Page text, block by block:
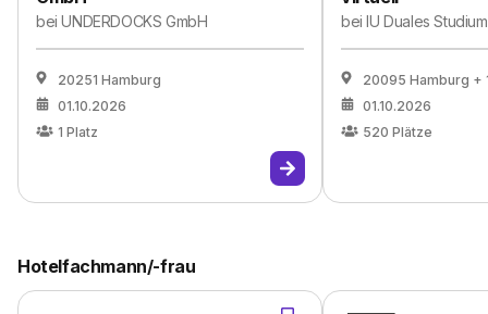
beiUNDERDOCKS GmbH
20251 Hamburg
01.10.2026
1 Platz
beiIU Duales Studium
20095 Hamburg +
01.10.2026
520 Plätze
Hotelfachmann/-frau